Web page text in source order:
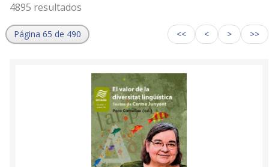
4895 resultados
Página 65 de 490 << < > >>